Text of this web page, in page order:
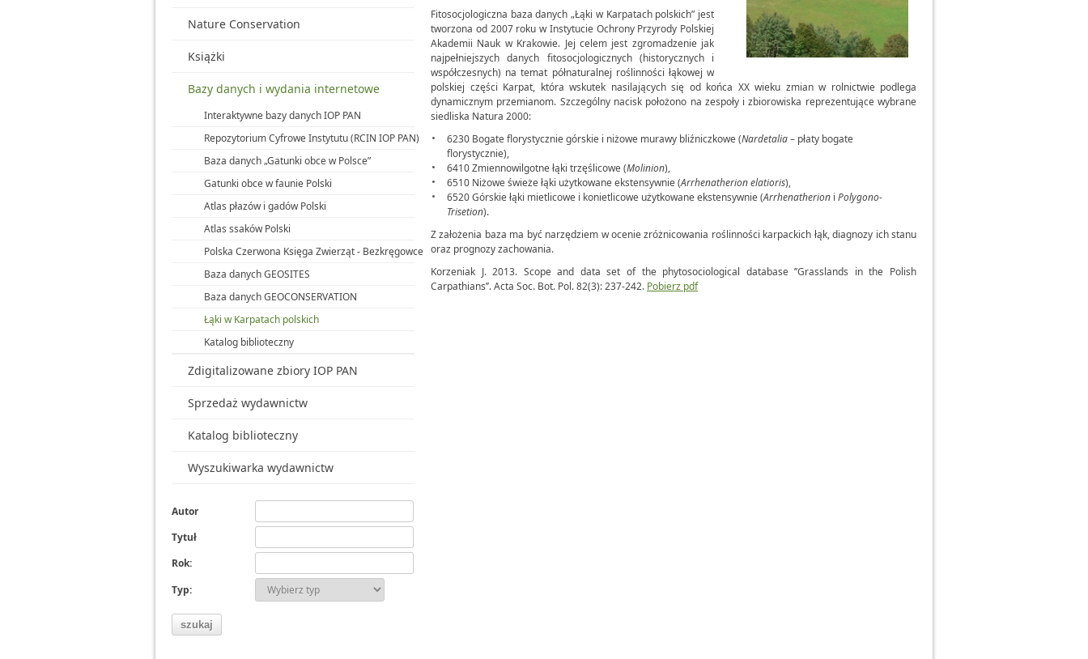
Nature Conservation
Książki
Bazy danych i wydania internetowe
Interaktywne bazy danych IOP PAN
Repozytorium Cyfrowe Instytutu (RCIN IOP PAN)
Baza danych „Gatunki obce w Polsce”
Gatunki obce w faunie Polski
Atlas płazów i gadów Polski
Atlas ssaków Polski
Polska Czerwona Księga Zwierząt - Bezkręgowce
Baza danych GEOSITES
Baza danych GEOCONSERVATION
Łąki w Karpatach polskich
Katalog biblioteczny
Zdigitalizowane zbiory IOP PAN
Sprzedaż wydawnictw
Katalog biblioteczny
Wyszukiwarka wydawnictw
Autor
Tytuł
Rok:
Typ:
Fitosocjologiczna baza danych „Łąki w Karpatach polskich” jest
tworzona od 2007 roku w Instytucie Ochrony Przyrody Polskiej
Akademii Nauk w Krakowie. Jej celem jest zgromadzenie jak
najpełniejszych danych fitosocjologicznych (historycznych i
współczesnych) na temat półnaturalnej roślinności łąkowej w
polskiej części Karpat, która wskutek nasilających się od końca XX wieku zmian w rolnictwie podlega
dynamicznym przemianom. Szczególny nacisk położono na zespoły i zbiorowiska reprezentujące wybrane
siedliska Natura 2000:
6230 Bogate florystycznie górskie i niżowe murawy bliźniczkowe (Nardetalia– płaty bogate
florystycznie),
6410 Zmiennowilgotne łąki trzęślicowe (Molinion),
6510 Niżowe świeże łąki użytkowane ekstensywnie (Arrhenatherion elatioris),
6520 Górskie łąki mietlicowe i konietlicowe użytkowane ekstensywnie (Arrhenatherion i Polygono-
Trisetion).
Z założenia baza ma być narzędziem w ocenie zróżnicowania roślinności karpackich łąk, diagnozy ich stanu
oraz prognozy zachowania.
Korzeniak J. 2013. Scope and data set of the phytosociological database ’’Grasslands in the Polish
Carpathians’’. Acta Soc. Bot. Pol. 82(3): 237-242. Pobierz pdf